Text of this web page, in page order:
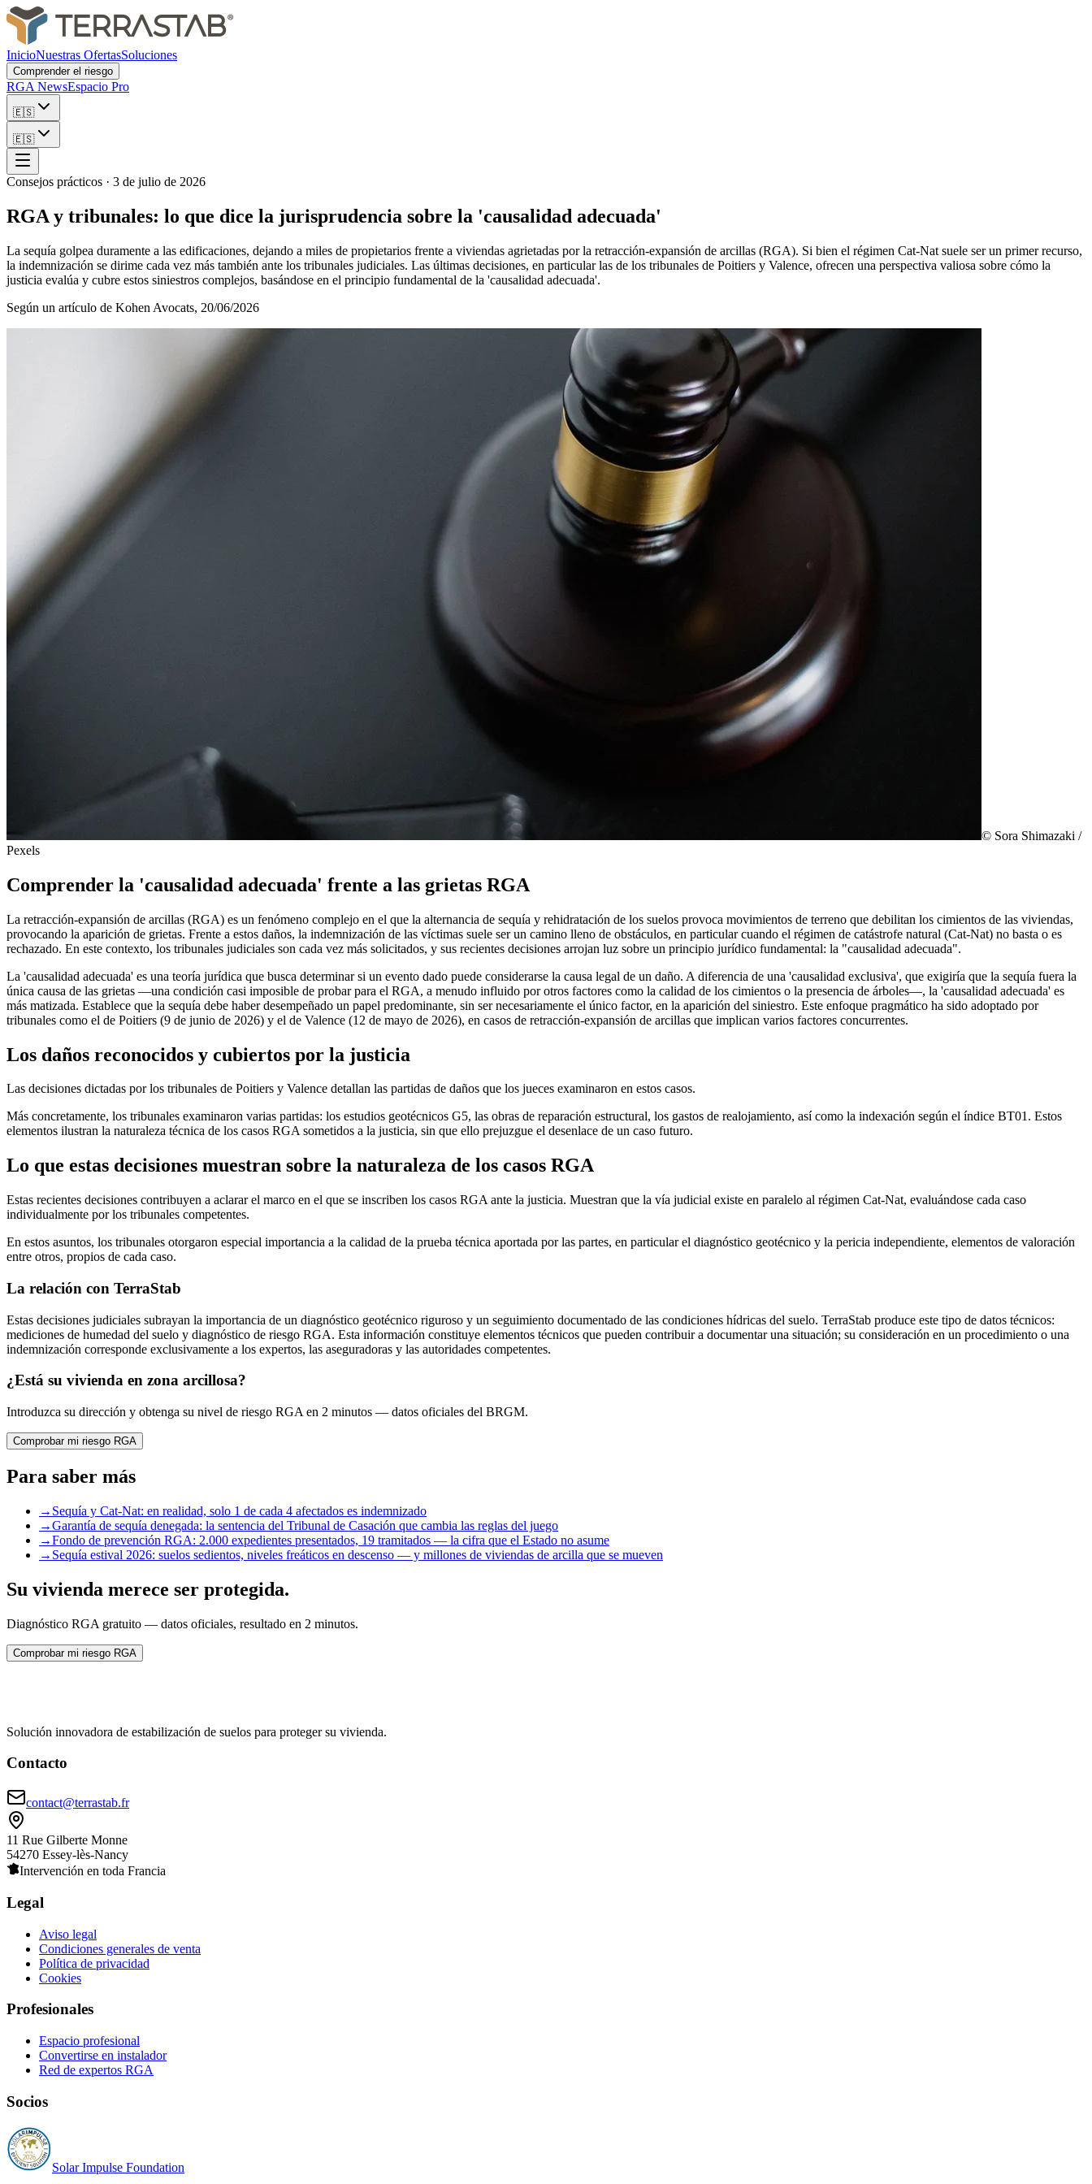
InicioNuestras OfertasSoluciones
Comprender el riesgo
RGA NewsEspacio Pro
🇪🇸
🇪🇸
Consejos prácticos · 3 de julio de 2026
RGA y tribunales: lo que dice la jurisprudencia sobre la 'causalidad adecuada'
La sequía golpea duramente a las edificaciones, dejando a miles de propietarios frente a viviendas agrietadas por la retracción-expansión de arcillas (RGA). Si bien el régimen Cat-Nat suele ser un primer recurso,
la indemnización se dirime cada vez más también ante los tribunales judiciales. Las últimas decisiones, en particular las de los tribunales de Poitiers y Valence, ofrecen una perspectiva valiosa sobre cómo la
justicia evalúa y cubre estos siniestros complejos, basándose en el principio fundamental de la 'causalidad adecuada'.
Según un artículo de Kohen Avocats, 20/06/2026
© Sora Shimazaki /
Pexels
Comprender la 'causalidad adecuada' frente a las grietas RGA
La retracción-expansión de arcillas (RGA) es un fenómeno complejo en el que la alternancia de sequía y rehidratación de los suelos provoca movimientos de terreno que debilitan los cimientos de las viviendas,
provocando la aparición de grietas. Frente a estos daños, la indemnización de las víctimas suele ser un camino lleno de obstáculos, en particular cuando el régimen de catástrofe natural (Cat-Nat) no basta o es
rechazado. En este contexto, los tribunales judiciales son cada vez más solicitados, y sus recientes decisiones arrojan luz sobre un principio jurídico fundamental: la "causalidad adecuada".
La 'causalidad adecuada' es una teoría jurídica que busca determinar si un evento dado puede considerarse la causa legal de un daño. A diferencia de una 'causalidad exclusiva', que exigiría que la sequía fuera la
única causa de las grietas —una condición casi imposible de probar para el RGA, a menudo influido por otros factores como la calidad de los cimientos o la presencia de árboles—, la 'causalidad adecuada' es
más matizada. Establece que la sequía debe haber desempeñado un papel predominante, sin ser necesariamente el único factor, en la aparición del siniestro. Este enfoque pragmático ha sido adoptado por
tribunales como el de Poitiers (9 de junio de 2026) y el de Valence (12 de mayo de 2026), en casos de retracción-expansión de arcillas que implican varios factores concurrentes.
Los daños reconocidos y cubiertos por la justicia
Las decisiones dictadas por los tribunales de Poitiers y Valence detallan las partidas de daños que los jueces examinaron en estos casos.
Más concretamente, los tribunales examinaron varias partidas: los estudios geotécnicos G5, las obras de reparación estructural, los gastos de realojamiento, así como la indexación según el índice BT01. Estos
elementos ilustran la naturaleza técnica de los casos RGA sometidos a la justicia, sin que ello prejuzgue el desenlace de un caso futuro.
Lo que estas decisiones muestran sobre la naturaleza de los casos RGA
Estas recientes decisiones contribuyen a aclarar el marco en el que se inscriben los casos RGA ante la justicia. Muestran que la vía judicial existe en paralelo al régimen Cat-Nat, evaluándose cada caso
individualmente por los tribunales competentes.
En estos asuntos, los tribunales otorgaron especial importancia a la calidad de la prueba técnica aportada por las partes, en particular el diagnóstico geotécnico y la pericia independiente, elementos de valoración
entre otros, propios de cada caso.
La relación con TerraStab
Estas decisiones judiciales subrayan la importancia de un diagnóstico geotécnico riguroso y un seguimiento documentado de las condiciones hídricas del suelo. TerraStab produce este tipo de datos técnicos:
mediciones de humedad del suelo y diagnóstico de riesgo RGA. Esta información constituye elementos técnicos que pueden contribuir a documentar una situación; su consideración en un procedimiento o una
indemnización corresponde exclusivamente a los expertos, las aseguradoras y las autoridades competentes.
¿Está su vivienda en zona arcillosa?
Introduzca su dirección y obtenga su nivel de riesgo RGA en 2 minutos — datos oficiales del BRGM.
Comprobar mi riesgo RGA
Para saber más
→ Sequía y Cat-Nat: en realidad, solo 1 de cada 4 afectados es indemnizado
→Garantía de sequía denegada: la sentencia del Tribunal de Casación que cambia las reglas del juego
→Fondo de prevención RGA: 2.000 expedientes presentados, 19 tramitados — la cifra que el Estado no asume
→ Sequía estival 2026: suelos sedientos, niveles freáticos en descenso — y millones de viviendas de arcilla que se mueven
Su vivienda merece ser protegida.
Diagnóstico RGA gratuito — datos oficiales, resultado en 2 minutos.
Comprobar mi riesgo RGA
Solución innovadora de estabilización de suelos para proteger su vivienda.
Contacto
contact@terrastab.fr
11 Rue Gilberte Monne
54270 Essey-lès-Nancy
Intervención en toda Francia
Legal
Aviso legal
Condiciones generales de venta
Política de privacidad
Cookies
Profesionales
Espacio profesional
Convertirse en instalador
Red de expertos RGA
Socios
Solar Impulse Foundation